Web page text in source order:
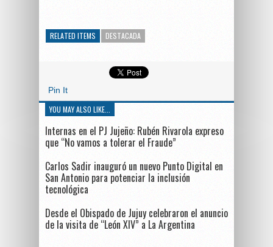
RELATED ITEMS DESTACADA
Pin It
YOU MAY ALSO LIKE...
Internas en el PJ Jujeño: Rubén Rivarola expreso
que “No vamos a tolerar el Fraude”
Carlos Sadir inauguró un nuevo Punto Digital en
San Antonio para potenciar la inclusión
tecnológica
Desde el Obispado de Jujuy celebraron el anuncio
de la visita de “León XIV” a La Argentina